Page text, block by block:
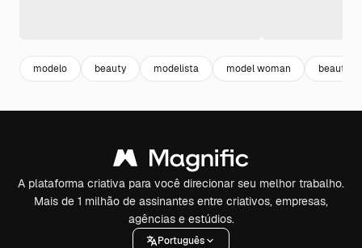
modelo beauty modelista model woman beauty
A plataforma criativa para você direcionar seu melhor trabalho.
Mais de 1 milhão de assinantes entre criativos, empresas,
agências e estúdios.
Português